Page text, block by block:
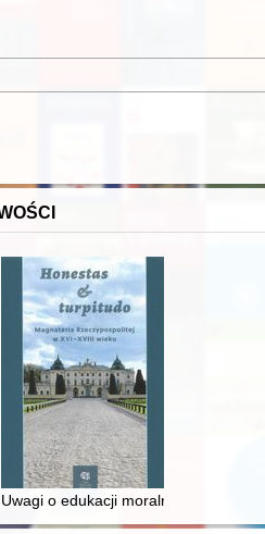
w 2. poł. XIX w
Uwagi o edukacji moralnej synów